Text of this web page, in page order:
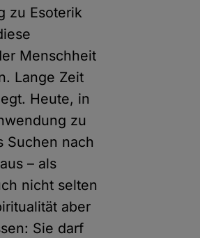
zu Esoterik
Menschheit
Lange Zeit
Heute, in
zu
Suchen nach
– als
nicht selten
aber
Sie darf